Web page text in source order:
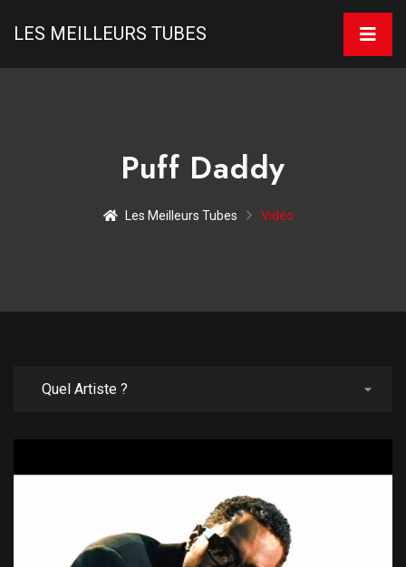
LES MEILLEURS TUBES
Puff Daddy
Les Meilleurs Tubes Vidéo